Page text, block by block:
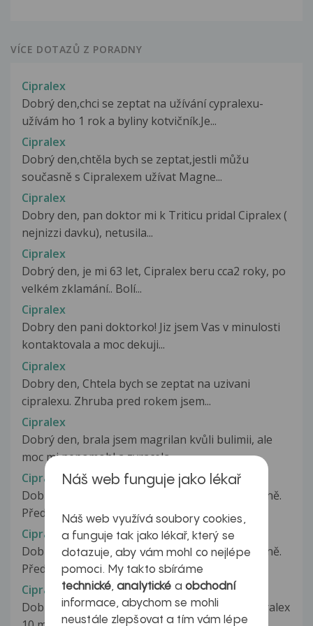
VÍCE DOTAZŮ Z PORADNY
Cipralex
Dobrý den,chci se zeptat na užívání cypralexu-
užívám ho 1 rok a byliny kotvičník.Je...
Cipralex
Dobrý den,chtěla bych se zeptat,jestli můžu
současně s Cipralexem užívat Magne...
Cipralex
Dobry den, pan doktor mi k Triticu pridal Cipralex (
nejnizzi davku), netusila...
Cipralex
Dobrý den, je mi 63 let, Cipralex beru cca2 roky, po
velkém zklamání.. Bolí...
Cipralex
Dobry den pani doktorko! Jiz jsem Vas v minulosti
kontaktovala a moc dekuji...
Cipralex
Dobry den, Chtela bych se zeptat na uzivani
cipralexu. Zhruba pred rokem jsem...
Cipralex
Dobrý den, brala jsem magrilan kvůli bulimii, ale
moc mi nepomohl a zvracela...
Cipralex
Dobrý den, užívám cca 10 let Cipralex, 1 tbl denně.
Před 9 měsíci mě začalo...
Cipralex
Dobrý den, užívám cca 10 let Cipralex, 1 tbl denně.
Před 9 měsíci mě začalo...
Cipralex
Dobrý den, ráda bych se poradila kvuli leku cipralex
Náš web funguje jako lékař
Náš web využívá soubory cookies,
a funguje tak jako lékař, který se
dotazuje, aby vám mohl co nejlépe
pomoci. My takto sbíráme
technické,analytické a obchodní
informace, abychom se mohli
neustále zlepšovat a tím vám lépe